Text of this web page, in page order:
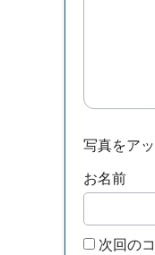
写真をア
お名前
次回の